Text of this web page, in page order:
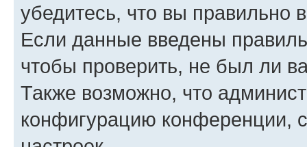
убедитесь, что вы правильно
Если данные введены
чтобы проверить, не был ли
Также возможно, что
конфигурацию конференции,